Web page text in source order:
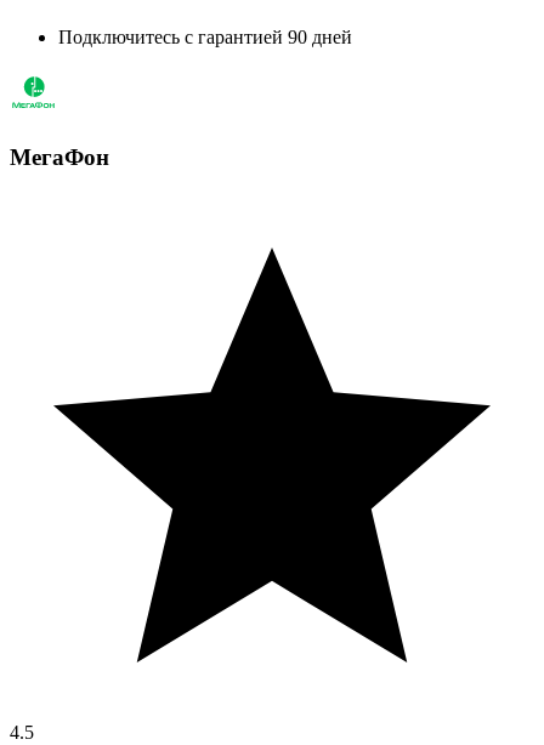
Подключитесь с гарантией 90 дней
МегаФон
4.5